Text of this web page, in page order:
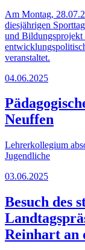
Am Montag,
diesjährigen
und Bildungsprojekt
veranstaltet.
04.06.2025
Neuffen
Lehrerkollegium
Jugendliche
03.06.2025
Besuch des
Reinhart an